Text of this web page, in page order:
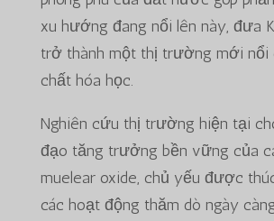
xu hướng đang nổi lên này, đưa
trở thành một thị trường mới nổi
chất hóa học.
Nghiên cứu thị trường hiện tại
đạo tăng trưởng bền vững của
muelear oxide, chủ yếu được
các hoạt động thăm dò ngày